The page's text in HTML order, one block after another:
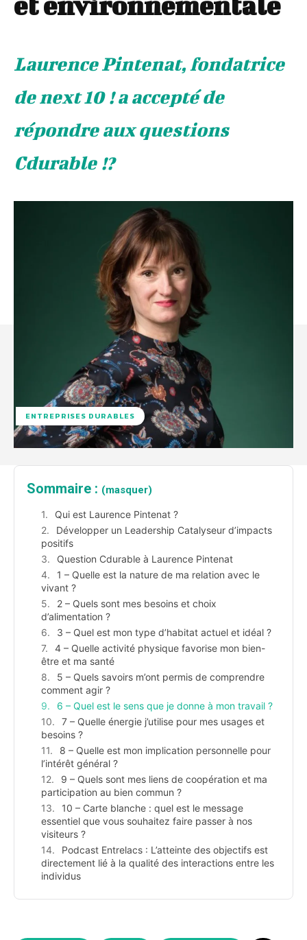
Laurence Pintenat, fondatrice
de next 10 ! a accepté de
répondre aux questions
Cdurable !?
ENTREPRISES DURABLES
Sommaire : (masquer)
Qui est Laurence Pintenat ?
Développer un Leadership Catalyseur d’impacts
positifs
Question Cdurable à Laurence Pintenat
1 – Quelle est la nature de ma relation avec le
vivant ?
2 – Quels sont mes besoins et choix
d’alimentation ?
3 – Quel est mon type d’habitat actuel et idéal ?
4 – Quelle activité physique favorise mon bien-
être et ma santé
5 – Quels savoirs m’ont permis de comprendre
comment agir ?
6 – Quel est le sens que je donne à mon travail ?
7 – Quelle énergie j’utilise pour mes usages et
besoins ?
8 – Quelle est mon implication personnelle pour
l’intérêt général ?
9 – Quels sont mes liens de coopération et ma
participation au bien commun ?
10 – Carte blanche : quel est le message
essentiel que vous souhaitez faire passer à nos
visiteurs ?
Podcast Entrelacs : L’atteinte des objectifs est
directement lié à la qualité des interactions entre les
individus